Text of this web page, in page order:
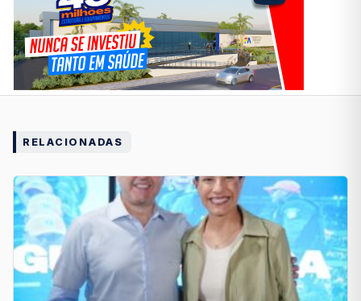
RELACIONADAS